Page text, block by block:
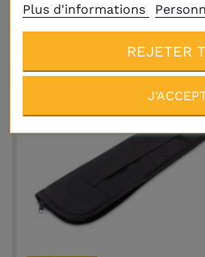
Plus d'informations
REJETER